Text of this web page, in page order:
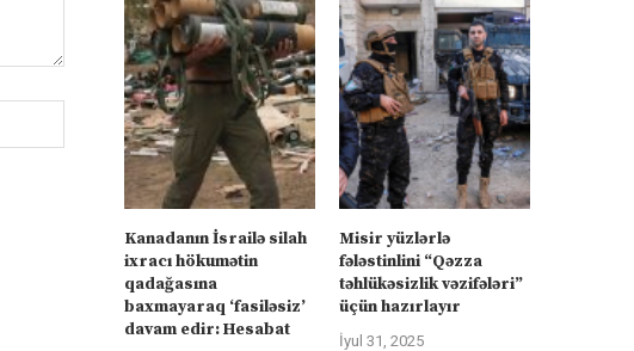
Kanadanın İsrailə silah
ixracı hökumətin
qadağasına
baxmayaraq ‘fasiləsiz’
davam edir: Hesabat
Misir yüzlərlə
fələstinlini “Qəzza
təhlükəsizlik vəzifələri”
üçün hazırlayır
İyul 31, 2025